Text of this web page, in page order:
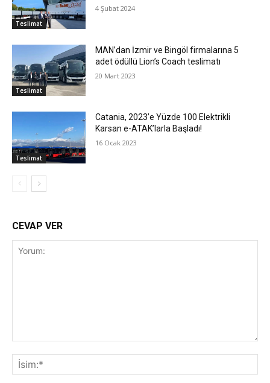
Teslimat
4 Şubat 2024
Teslimat
MAN’dan İzmir ve Bingöl firmalarına 5
adet ödüllü Lion’s Coach teslimatı
20 Mart 2023
Teslimat
Catania, 2023’e Yüzde 100 Elektrikli
Karsan e-ATAK’larla Başladı!
16 Ocak 2023
CEVAP VER